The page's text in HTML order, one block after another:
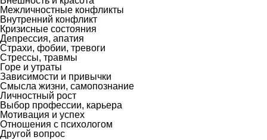
Межличностные конфликты
Внутренний конфликт
Кризисные состояния
Депрессия, апатия
Страхи, фобии, тревоги
Стрессы, травмы
Горе и утраты
Зависимости и привычки
Смысла жизни, самопознание
Личностный рост
Выбор профессии, карьера
Мотивация и успех
Отношения с психологом
Другой вопрос